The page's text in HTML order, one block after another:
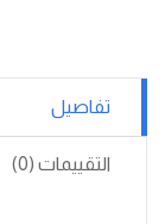
تفاصيل
التقييمات (0)